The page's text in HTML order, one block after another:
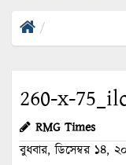
260-x-
RMG Times
বুধবার, ডিসেম্বর ১৪,